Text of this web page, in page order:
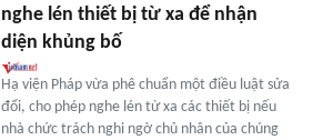
nghe lén thiết bị từ xa để nhận
diện khủng bố
Hạ viện Pháp vừa phê chuẩn một điều luật sửa
đổi, cho phép nghe lén từ xa các thiết bị nếu
nhà chức trách nghi ngờ chủ nhân của chúng